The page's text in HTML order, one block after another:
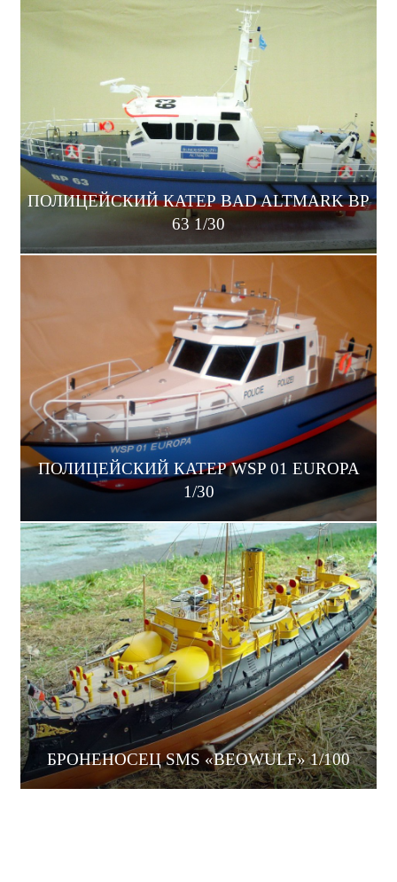
ПОЛИЦЕЙСКИЙ КАТЕР BAD ALTMARK BP
63 1/30
ПОЛИЦЕЙСКИЙ КАТЕР WSP 01 EUROPA
1/30
БРОНЕНОСЕЦ SMS «BEOWULF» 1/100